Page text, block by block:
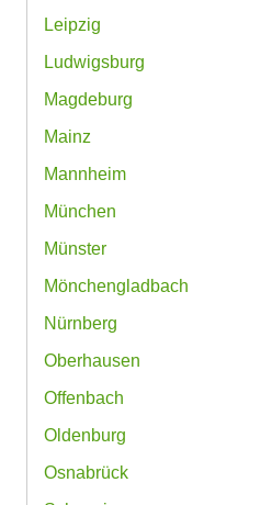
Leipzig
Ludwigsburg
Magdeburg
Mainz
Mannheim
München
Münster
Mönchengladbach
Nürnberg
Oberhausen
Offenbach
Oldenburg
Osnabrück